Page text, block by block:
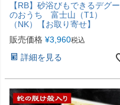
【RB】砂浴びもできるデグー
のおうち 富士山（T1）
（NK）【お取り寄せ】
販売価格 ¥3,960税込
詳細を見る